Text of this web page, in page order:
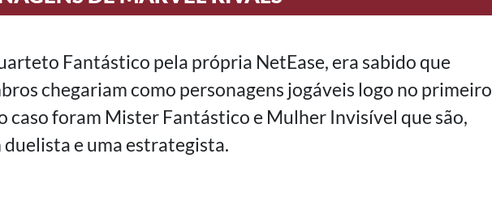
Fantástico pela própria NetEase, era sabido que
chegariam como personagens jogáveis logo no primeiro
caso foram Mister Fantástico e Mulher Invisível que são,
e uma estrategista.